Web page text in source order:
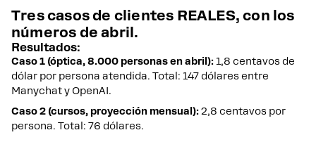
Tres casos de clientes REALES, con los
números de abril.
Resultados:
Caso 1 (óptica, 8.000 personas en abril): 1,8 centavos de
dólar por persona atendida. Total: 147 dólares entre
Manychat y OpenAI.
Caso 2 (cursos, proyección mensual):2,8 centavos por
persona. Total: 76 dólares.